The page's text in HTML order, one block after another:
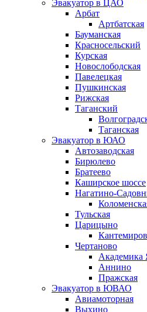
Эвакуатор в ЦАО
Арбат
Артбатская
Бауманская
Красносельский
Курская
Новослободская
Павелецкая
Пушкинская
Рижская
Таганский
Таганская
Эвакуатор в ЮАО
Автозаводская
Бирюлево
Братеево
Каширское шоссе
Нагатино-
Тульская
Царицыно
Чертаново
Академика
Аннино
Пражская
Эвакуатор в ЮВАО
Авиамоторная
Выхино